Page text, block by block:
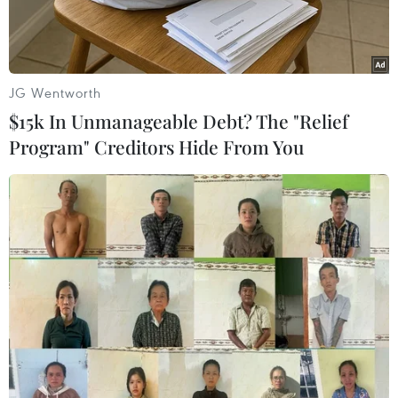
Tổng thống Nga Vladimir Putin (trái) và Thủ tướng Nhật Bản
Shinzo Abe tại cuộc hội đàm. (Nguồn: Reuters)
Theo Reuters, ngày 16/12, Tổng thống Nga
Vladimir Putin cho biết ông và Thủ tướng Nhật
Bản Shinzo Abe đã thảo luận về khả năng ký
kết hiệp ước hòa bình và vấn đề hợp tác kinh tế
sẽ giúp thiết lập các mối quan hệ đầy đủ.
JG Wentworth
$15k In Unmanageable Debt? The "Relief
Program" Creditors Hide From You